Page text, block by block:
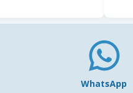
WhatsApp